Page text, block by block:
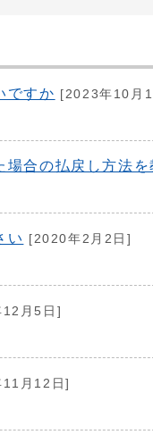
ですか [2023年10月
合の払戻し方法を
い [2020年2月2日]
月5日]
月12日]